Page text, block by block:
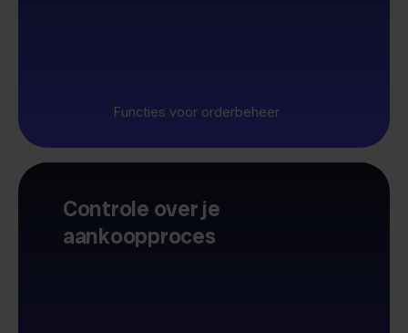
Functies voor orderbeheer
Controle over je
aankoopproces